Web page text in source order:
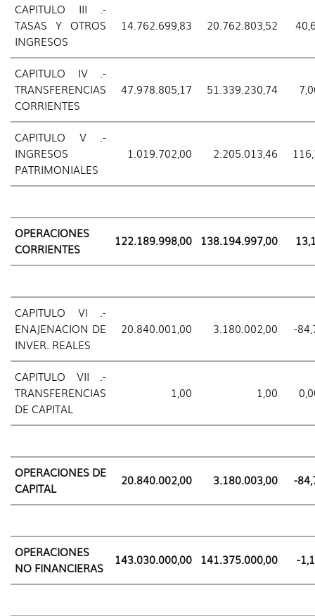
CAPITULO III .-
TASAS Y OTROS
INGRESOS
14.762.699,83 20.762.803,52
CAPITULO IV .-
TRANSFERENCIAS
CORRIENTES
47.978.805,17 51.339.230,74
CAPITULO V .-
INGRESOS
PATRIMONIALES
1.019.702,00 2.205.013,46
OPERACIONES
CORRIENTES
122.189.998,00 138.194.997,00
CAPITULO VI .-
ENAJENACION DE
INVER. REALES
20.840.001,00 3.180.002,00 -
CAPITULO VII .-
TRANSFERENCIAS
DE CAPITAL
1,00 1,00
OPERACIONES DE
CAPITAL
20.840.002,00 3.180.003,00 -
OPERACIONES
NO FINANCIERAS
143.030.000,00 141.375.000,00 -